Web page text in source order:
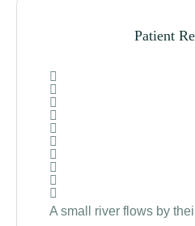
Patient
A small river flows by